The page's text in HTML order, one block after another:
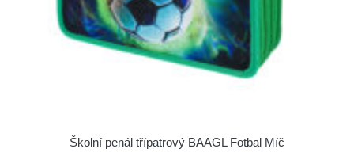
Školní penál třípatrový BAAGL Fotbal Míč